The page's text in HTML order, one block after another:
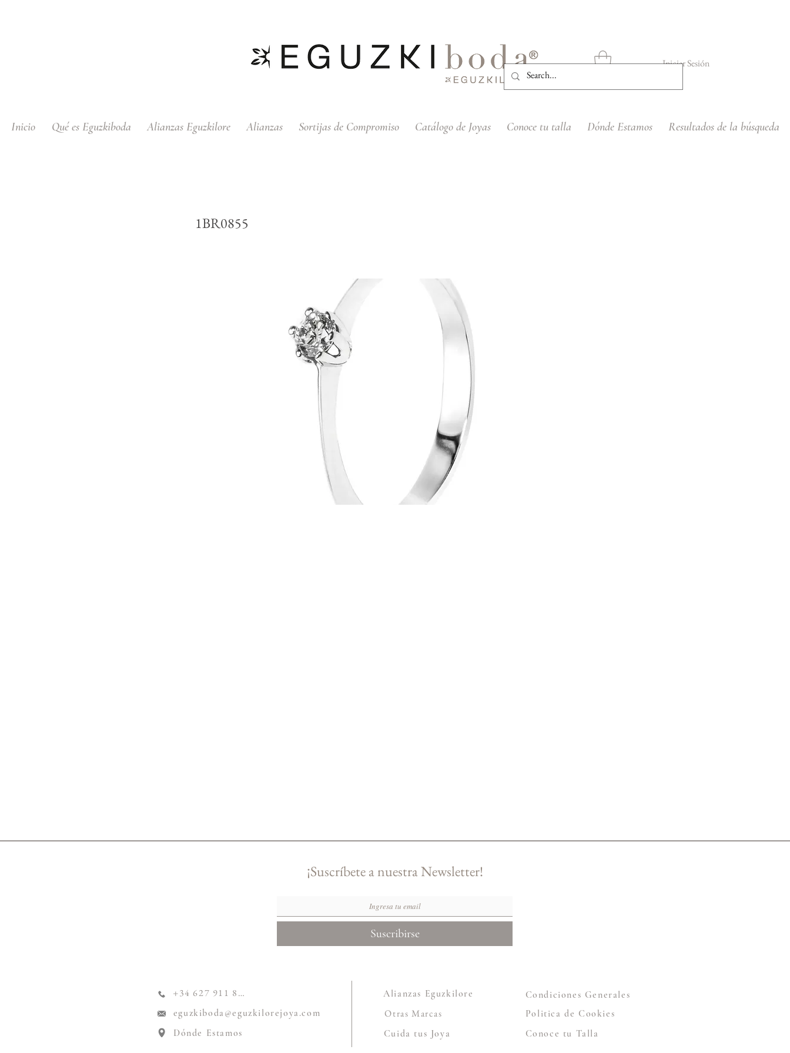
Iniciar Sesión
Inicio Qué es Eguzkiboda Alianzas Eguzkilore Alianzas Sortijas de Compromiso Catálogo de Joyas Conoce tu talla Dónde Estamos Resultados de la búsqueda
1BR0855
¡Suscríbete a nuestra Newsletter!
Suscribirse
+34 627 911 824
eguzkiboda@eguzkilorejoya.com
Dónde Estamos
Alianzas Eguzkilore
Otras Marcas
Cuida tus Joya
Condiciones Generales
Politica de Cookies
Conoce tu Talla